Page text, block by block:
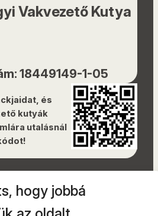
hogy jobbá
Vakvezető Kutya
18449149-1-05
és
kutyák
utalásnál
nyilatkozat